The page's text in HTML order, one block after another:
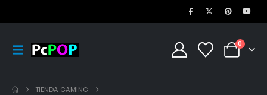
0
TIENDA GAMING